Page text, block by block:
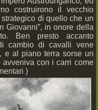
costruirono il vecchio
di quello che un
Giovanni”, in onore della
Ben presto accanto
cambio di cavalli vene
e al piano terra sorse un
con i carri come
)